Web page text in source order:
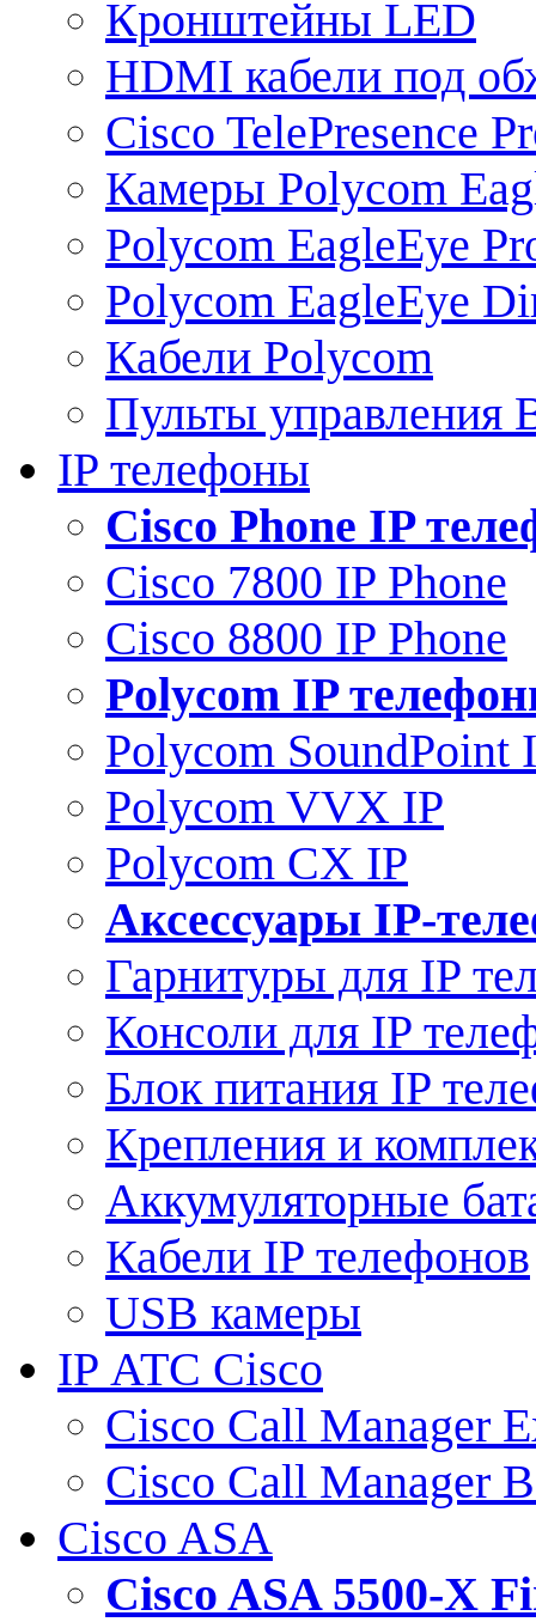
Кронштейны LED
HDMI кабели под
Cisco TelePresence
Камеры Polycom
Polycom EagleEye
Polycom EagleEye
Кабели Polycom
Пульты управления
IP телефоны
Сisco Phone IP
Cisco 7800 IP Phone
Cisco 8800 IP Phone
Polycom IP
Polycom SoundPoint
Polycom VVX IP
Polycom CX IP
Аксессуары IP-
Гарнитуры для IP
Консоли для IP
Блок питания IP
Крепления и
Аккумуляторные
Кабели IP телефонов
USB камеры
IP АТС Cisco
Cisco Call Manager
Cisco Call Manager
Cisco ASA
Cisco ASA 5500-X